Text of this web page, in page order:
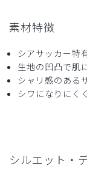
みかん様
購入確認済み
年齢:40代 身長:
着心地よし
役に立った 0
素材特徴
シアサッカー特
生地の凹凸で肌
シャリ感のある
シワになりにく
シルエット・